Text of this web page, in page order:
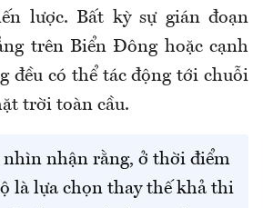
lược. Bất kỳ sự gián đoạn
trên Biển Đông hoặc cạnh
đều có thể tác động tới chuỗi
trời toàn cầu.
nhìn nhận rằng, ở thời điểm
là lựa chọn thay thế khả thi